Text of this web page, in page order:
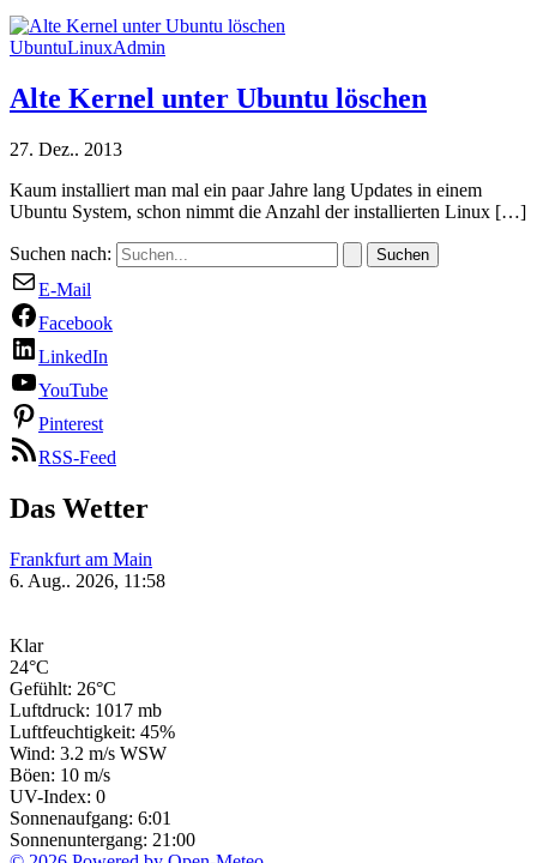
UbuntuLinuxAdmin
Alte Kernel unter Ubuntu löschen
27. Dez.. 2013
Kaum installiert man mal ein paar Jahre lang Updates in einem
Ubuntu System, schon nimmt die Anzahl der installierten Linux […]
Suchen nach:
E-Mail
Facebook
LinkedIn
YouTube
Pinterest
RSS-Feed
Das Wetter
Frankfurt am Main
6. Aug.. 2026, 11:58
Klar
24°C
Gefühlt: 26°C
Luftdruck: 1017 mb
Luftfeuchtigkeit: 45%
Wind: 3.2 m/s WSW
Böen: 10 m/s
UV-Index: 0
Sonnenaufgang: 6:01
Sonnenuntergang: 21:00